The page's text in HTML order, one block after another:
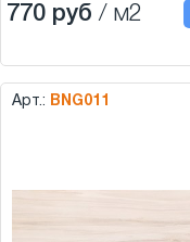
770 руб / м2
Арт.: BNG011